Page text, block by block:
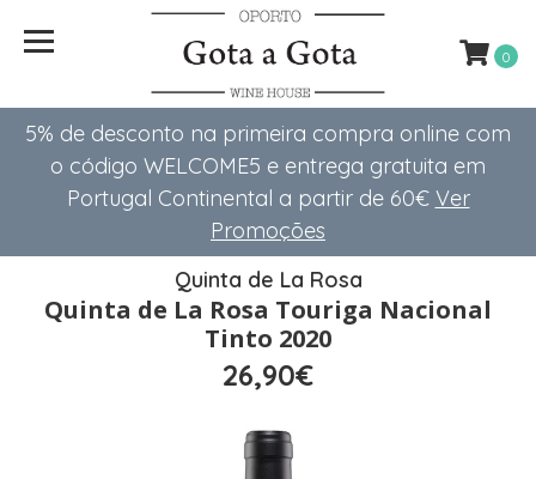
5% de desconto na primeira compra online com
o código WELCOME5 e entrega gratuita em
Portugal Continental a partir de 60€ Ver
Promoções
0
Quinta de La Rosa
Quinta de La Rosa Touriga Nacional
Tinto 2020
26,90€